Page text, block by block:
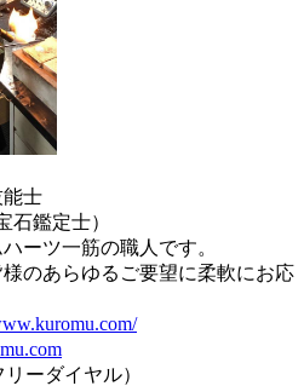
士
鑑定士）
ーツ一筋の職人です。
のあらゆるご要望に柔軟にお応
ーダイヤル）